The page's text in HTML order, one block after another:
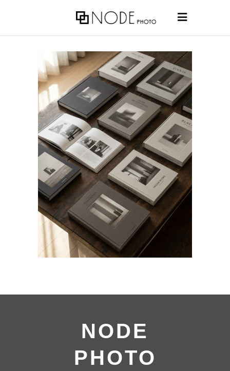
NODE
PHOTO